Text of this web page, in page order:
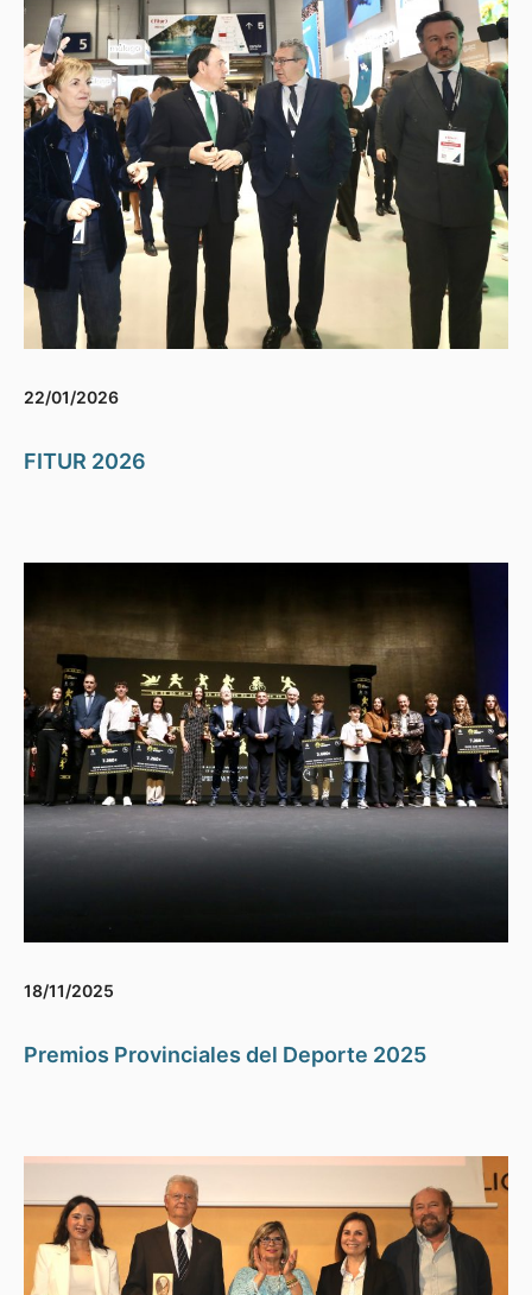
22/01/2026
FITUR 2026
18/11/2025
Premios Provinciales del Deporte 2025